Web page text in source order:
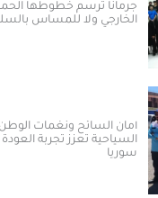
خطوطها الحمراء: لا للتدخل
للمساس بالسلم الأهلي
ونغمات الوطن: الشرطة
تجربة العودة والسياحة في